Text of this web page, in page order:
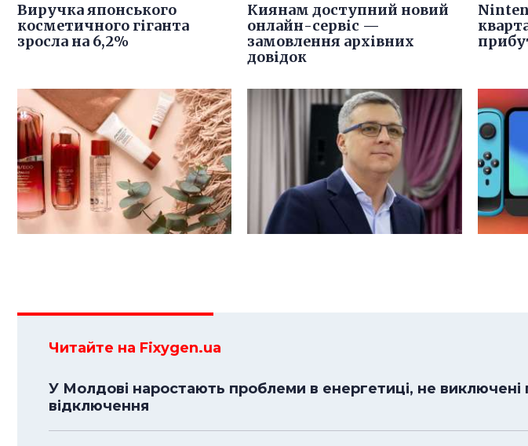
Виручка японського
косметичного гіганта
зросла на 6,2%
Киянам доступний новий
онлайн-сервіс —
замовлення архівних
довідок
Читайте на Fixygen.ua
У Молдові наростають проблеми в енергетиці, не виключені
відключення